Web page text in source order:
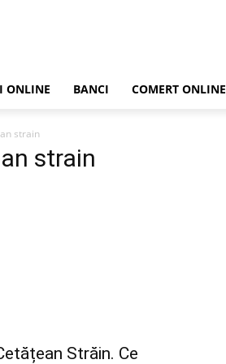
ONLINE BANCI COMERT ONLINE
strain
strain
Străin. Ce